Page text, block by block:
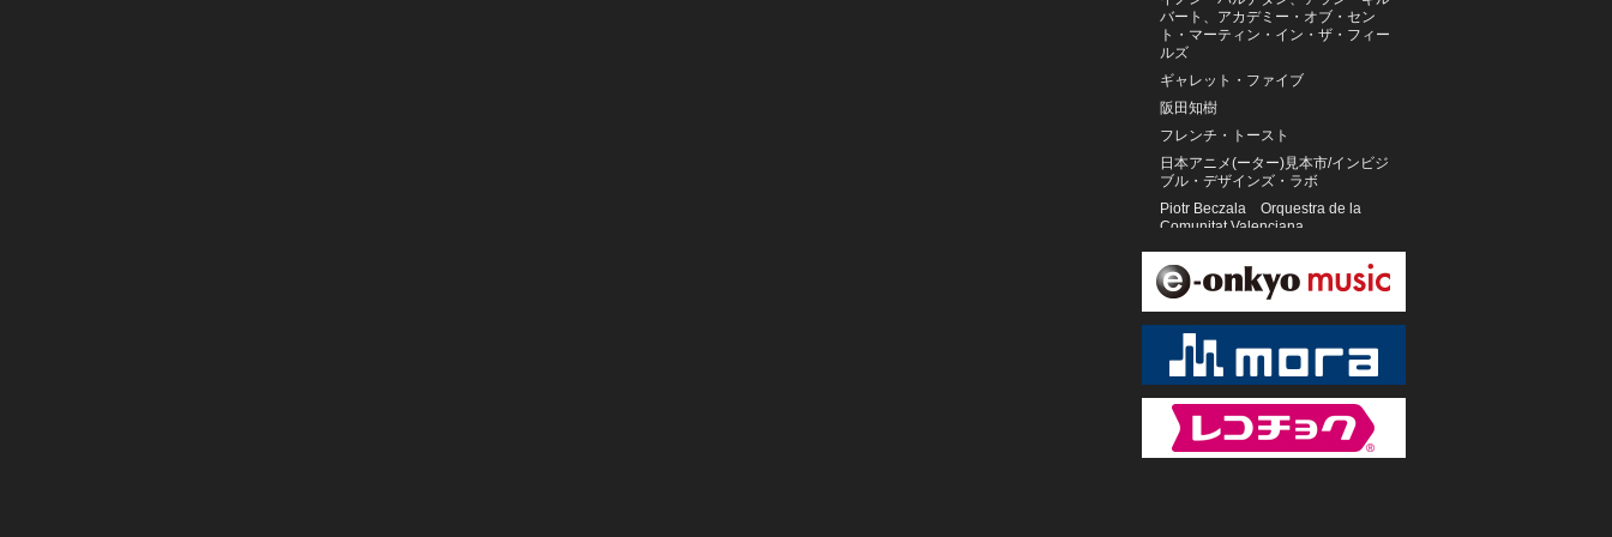
バート、アカデミー・オブ・セン
ト・マーティン・イン・ザ・フィー
ルズ
ギャレット・ファイブ
阪田知樹
フレンチ・トースト
日本アニメ(ーター)見本市/インビジ
ブル・デザインズ・ラボ
Piotr Beczala Orquestra de la
Comunitat Valenciana
ホセイン・アリーザーデ
T.S.マハーリンガ・グルッカル
東京フィルハーモニー交響楽団
斉藤恒芳
グナ・ウィナンガン
Bolot Bairyshev
聖ヶ丘教会聖歌隊